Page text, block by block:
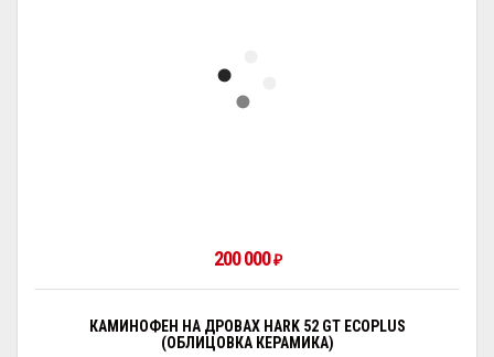
200 000₽
КАМИНОФЕН НА ДРОВАХ HARK 52 GT ECOPLUS
(ОБЛИЦОВКА КЕРАМИКА)